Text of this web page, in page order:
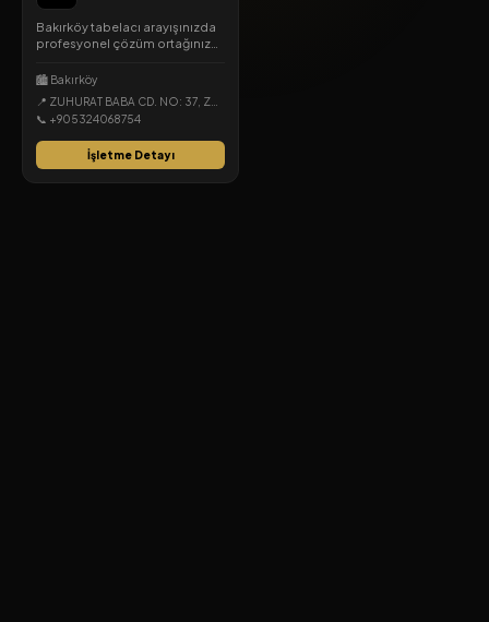
Bakırköy tabelacı arayışınızda
profesyonel çözüm ortağınız
kaliteli malzeme ve hızlı
hemen tıklayın!
🏙️ Bakırköy
📞 +905324068754
İşletme Detayı